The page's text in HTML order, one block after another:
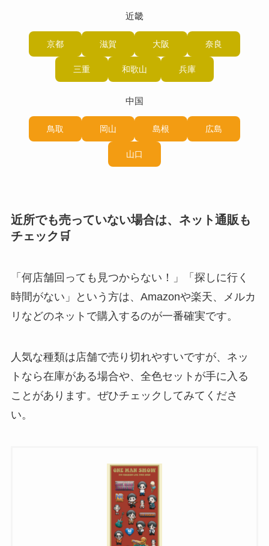
近畿
京都 滋賀 大阪 奈良
三重 和歌山 兵庫
中国
鳥取 岡山 島根 広島
山口
近所でも売っていない場合は、ネット通販も
チェック🛒
「何店舗回っても見つからない！」「探しに行く
時間がない」という方は、Amazonや楽天、メルカ
リなどのネットで購入するのが一番確実です。
人気な種類は店舗で売り切れやすいですが、ネッ
トなら在庫がある場合や、全色セットが手に入る
ことがあります。ぜひチェックしてみてくださ
い。